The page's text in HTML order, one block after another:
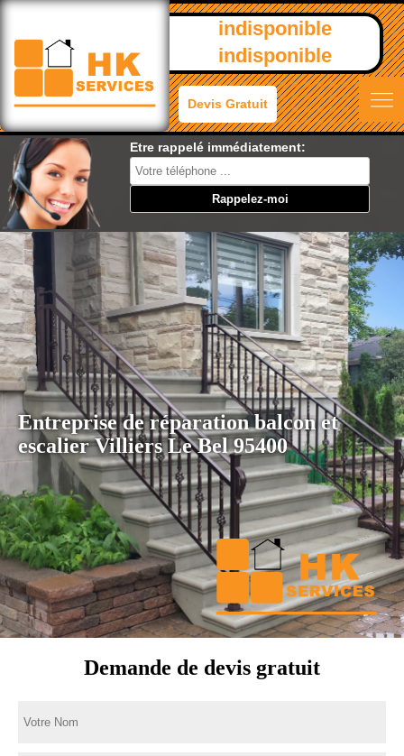
indisponible
indisponible
Devis Gratuit
Etre rappelé immédiatement:
Entreprise de réparation balcon et
escalier Villiers Le Bel 95400
Demande de devis gratuit